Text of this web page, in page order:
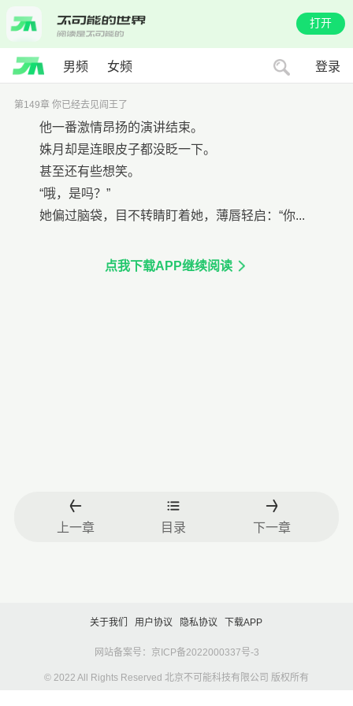
打开
男频 女频 登录
第149章 你已经去见阎王了
他一番激情昂扬的演讲结束。
姝月却是连眼皮子都没眨一下。
甚至还有些想笑。
“哦，是吗？”
她偏过脑袋，目不转睛盯着她，薄唇轻启：“你...
点我下载APP继续阅读
上一章 目录 下一章
关于我们 用户协议 隐私协议 下载APP
网站备案号：京ICP备2022000337号-3
© 2022 All Rights Reserved 北京不可能科技有限公司 版权所有